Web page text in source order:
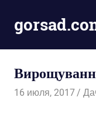
перейти
к
і
город
16 июля, 2017